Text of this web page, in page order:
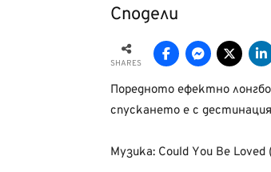
Сподели
SHARES
Поредното ефектно
спускането е с
Музика: Could You Be Loved